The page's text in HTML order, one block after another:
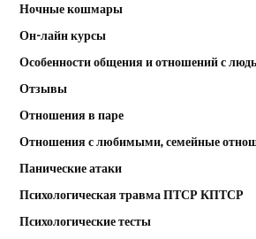
Ночные кошмары
Он-лайн курсы
Особенности общения и отношений с
Отзывы
Отношения в паре
Отношения с любимыми, семейные
Панические атаки
Психологическая травма ПТСР КПТСР
Психологические тесты